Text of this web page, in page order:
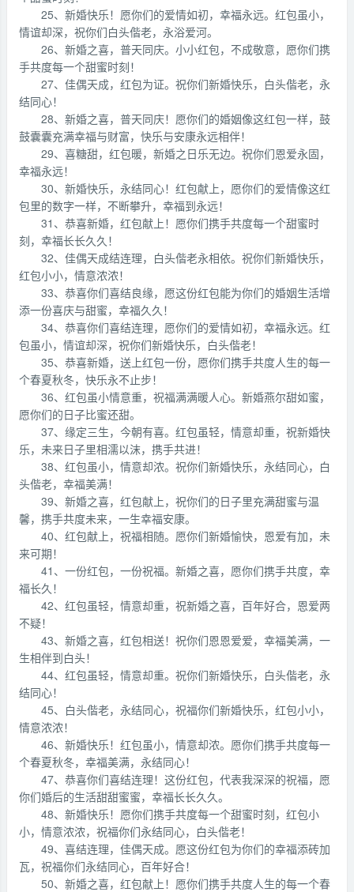
25、新婚快乐！愿你们的爱情如初，幸福永远。红包虽小，
情谊却深，祝你们白头偕老，永浴爱河。
26、新婚之喜，普天同庆。小小红包，不成敬意，愿你们携
手共度每一个甜蜜时刻！
27、佳偶天成，红包为证。祝你们新婚快乐，白头偕老，永
结同心！
28、新婚之喜，普天同庆！愿你们的婚姻像这红包一样，鼓
鼓囊囊充满幸福与财富，快乐与安康永远相伴！
29、喜糖甜，红包暖，新婚之日乐无边。祝你们恩爱永固，
幸福永远！
30、新婚快乐，永结同心！红包献上，愿你们的爱情像这红
包里的数字一样，不断攀升，幸福到永远！
31、恭喜新婚，红包献上！愿你们携手共度每一个甜蜜时
刻，幸福长长久久！
32、佳偶天成结连理，白头偕老永相依。祝你们新婚快乐，
红包小小，情意浓浓！
33、恭喜你们喜结良缘，愿这份红包能为你们的婚姻生活增
添一份喜庆与甜蜜，幸福久久！
34、恭喜你们喜结连理，愿你们的爱情如初，幸福永远。红
包虽小，情谊却深，祝你们新婚快乐，白头偕老！
35、恭喜新婚，送上红包一份，愿你们携手共度人生的每一
个春夏秋冬，快乐永不止步！
36、红包虽小情意重，祝福满满暖人心。新婚燕尔甜如蜜，
愿你们的日子比蜜还甜。
37、缘定三生，今朝有喜。红包虽轻，情意却重，祝新婚快
乐，未来日子里相濡以沫，携手共进！
38、红包虽小，情意却浓。祝你们新婚快乐，永结同心，白
头偕老，幸福美满！
39、新婚之喜，红包献上，祝你们的日子里充满甜蜜与温
馨，携手共度未来，一生幸福安康。
40、红包献上，祝福相随。愿你们新婚愉快，恩爱有加，未
来可期！
41、一份红包，一份祝福。新婚之喜，愿你们携手共度，幸
福长久！
42、红包虽轻，情意却重，祝新婚之喜，百年好合，恩爱两
不疑！
43、新婚之喜，红包相送！祝你们恩恩爱爱，幸福美满，一
生相伴到白头！
44、红包虽轻，情意却重。祝你们新婚快乐，白头偕老，永
结同心！
45、白头偕老，永结同心，祝福你们新婚快乐，红包小小，
情意浓浓！
46、新婚快乐！红包虽小，情意却浓。愿你们携手共度每一
个春夏秋冬，幸福美满，永结同心！
47、恭喜你们喜结连理！这份红包，代表我深深的祝福，愿
你们婚后的生活甜甜蜜蜜，幸福长长久久。
48、新婚快乐！愿你们携手共度每一个甜蜜时刻，红包小
小，情意浓浓，祝福你们永结同心，白头偕老！
49、喜结连理，佳偶天成。愿这份红包为你们的幸福添砖加
瓦，祝福你们永结同心，百年好合！
50、新婚之喜，红包献上！愿你们携手共度人生的每一个春